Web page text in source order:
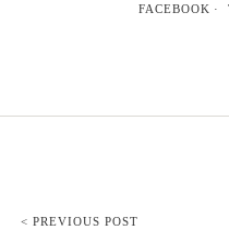
FACEBOOK
< PREVIOUS POST